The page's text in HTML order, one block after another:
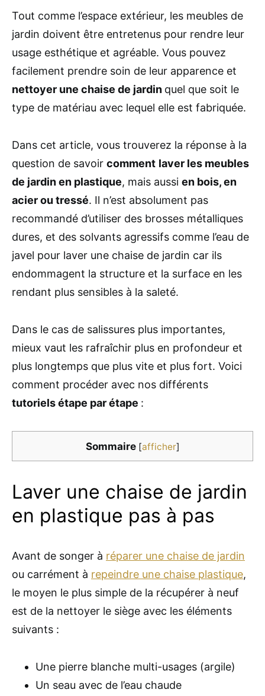
Tout comme l’espace extérieur, les meubles de
jardin doivent être entretenus pour rendre leur
usage esthétique et agréable. Vous pouvez
facilement prendre soin de leur apparence et
nettoyer une chaise de jardin quel que soit le
type de matériau avec lequel elle est fabriquée.
Dans cet article, vous trouverez la réponse à la
question de savoir comment laver les meubles
de jardin en plastique, mais aussi en bois, en
acier ou tressé. Il n’est absolument pas
recommandé d’utiliser des brosses métalliques
dures, et des solvants agressifs comme l’eau de
javel pour laver une chaise de jardin car ils
endommagent la structure et la surface en les
rendant plus sensibles à la saleté.
Dans le cas de salissures plus importantes,
mieux vaut les rafraîchir plus en profondeur et
plus longtemps que plus vite et plus fort. Voici
comment procéder avec nos différents
tutoriels étape par étape :
Sommaire [afficher]
Laver une chaise de jardin
en plastique pas à pas
Avant de songer à réparer une chaise de jardin
ou carrément à repeindre une chaise plastique,
le moyen le plus simple de la récupérer à neuf
est de la nettoyer le siège avec les éléments
suivants :
Une pierre blanche multi-usages (argile)
Un seau avec de l’eau chaude